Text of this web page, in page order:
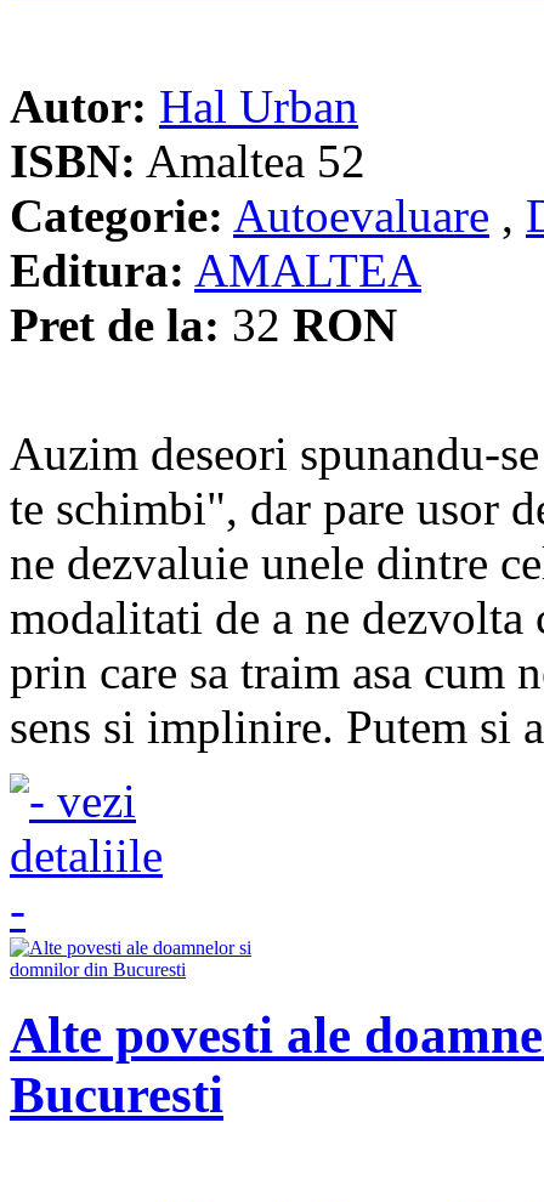
Autor: Hal Urban
ISBN: Amaltea 52
Categorie: Autoevaluare ,
Editura: AMALTEA
Pret de la: 32 RON
Auzim deseori spunandu-
te schimbi", dar pare usor
ne dezvaluie unele dintre
modalitati de a ne dezvolta
prin care sa traim asa cum
sens si implinire. Putem si
Alte povesti ale
Bucuresti